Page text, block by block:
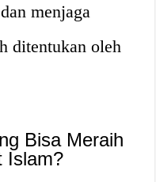
menjaga
ditentukan oleh
Bisa Meraih
Islam?